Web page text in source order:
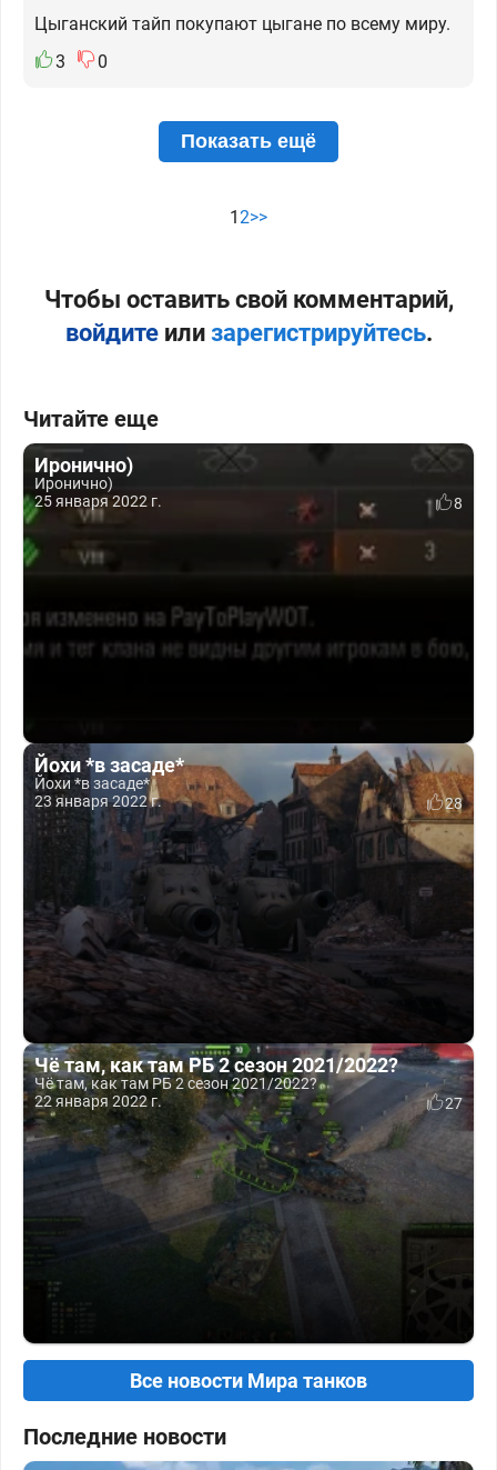
Цыганский тайп покупают цыгане по всему миру.
3
0
Показать ещё
12>>
Чтобы оставить свой комментарий,
войдитеили зарегистрируйтесь.
Читайте еще
Иронично)
Иронично)
25 января 2022 г.
8
Йохи *в засаде*
Йохи *в засаде*
23 января 2022 г.
28
Чё там, как там РБ 2 сезон 2021/2022?
Чё там, как там РБ 2 сезон 2021/2022?
22 января 2022 г.
27
Все новости Мира танков
Последние новости